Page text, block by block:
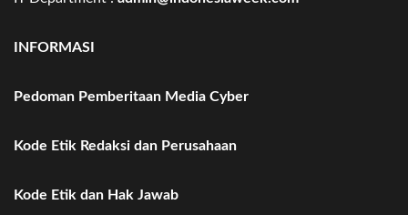
INFORMASI
Pedoman Pemberitaan Media Cyber
Kode Etik Redaksi dan Perusahaan
Kode Etik dan Hak Jawab